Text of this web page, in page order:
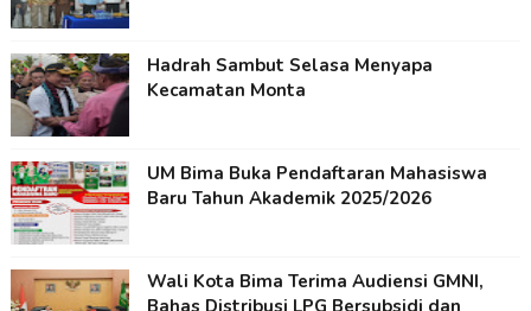
Hadrah Sambut Selasa Menyapa
Kecamatan Monta
UM Bima Buka Pendaftaran Mahasiswa
Baru Tahun Akademik 2025/2026
Wali Kota Bima Terima Audiensi GMNI,